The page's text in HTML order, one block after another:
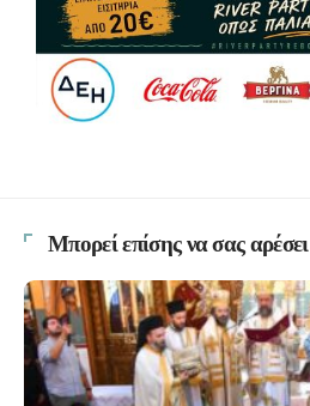
Μπορεί επίσης να σας αρέσει